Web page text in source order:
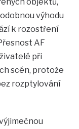
výhodu
k rozostření
AF
při
scén, protože
rozptylování